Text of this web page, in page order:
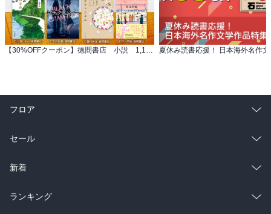
【30%OFFクーポン】徳間書店 小説 1,100冊以上対象 夏休み読書応援！ 日本海外名作
フロア
総合
ラノベ
雑誌・グラビア
セール
総合
ラノベ
新着
総合
ランキング